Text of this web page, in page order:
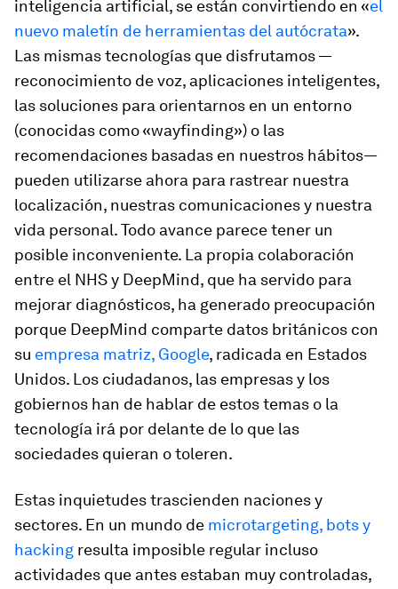
inteligencia artificial, se están convirtiendo en «el
nuevo maletín de herramientas del autócrata».
Las mismas tecnologías que disfrutamos —
reconocimiento de voz, aplicaciones inteligentes,
las soluciones para orientarnos en un entorno
(conocidas como «wayfinding») o las
recomendaciones basadas en nuestros hábitos—
pueden utilizarse ahora para rastrear nuestra
localización, nuestras comunicaciones y nuestra
vida personal. Todo avance parece tener un
posible inconveniente. La propia colaboración
entre el NHS y DeepMind, que ha servido para
mejorar diagnósticos, ha generado preocupación
porque DeepMind comparte datos británicos con
su empresa matriz, Google, radicada en Estados
Unidos. Los ciudadanos, las empresas y los
gobiernos han de hablar de estos temas o la
tecnología irá por delante de lo que las
sociedades quieran o toleren.
Estas inquietudes trascienden naciones y
sectores. En un mundo de microtargeting, bots y
hacking resulta imposible regular incluso
actividades que antes estaban muy controladas,